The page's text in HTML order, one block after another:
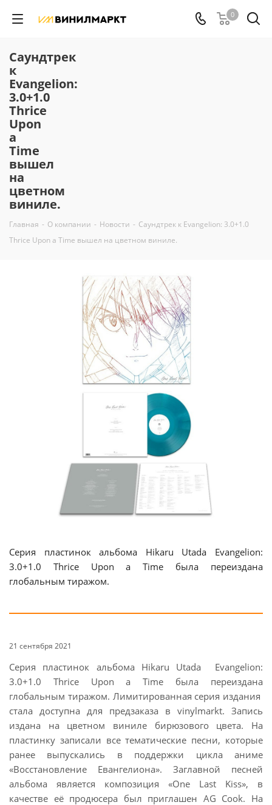
0
Саундтрек
к
Evangelion:
3.0+1.0
Thrice
Upon
a
Time
вышел
на
цветном
виниле.
Главная - О компании - Новости - Саундтрек к Evangelion: 3.0+1.0
Thrice Upon a Time вышел на цветном виниле.
Серия пластинок альбома Hikaru Utada Evangelion:
3.0+1.0 Thrice Upon a Time была переиздана
глобальным тиражом.
21 сентября 2021
Серия пластинок альбома Hikaru Utada Evangelion:
3.0+1.0 Thrice Upon a Time была переиздана
глобальным тиражом. Лимитированная серия издания
стала доступна для предзаказа в vinylmarkt. Запись
издана на цветном виниле бирюзового цвета. На
пластинку записали все тематические песни, которые
ранее выпускались в поддержки цикла аниме
«Восстановление Евангелиона». Заглавной песней
альбома является композиция «One Last Kiss», в
качестве её продюсера был приглашен AG Cook. На